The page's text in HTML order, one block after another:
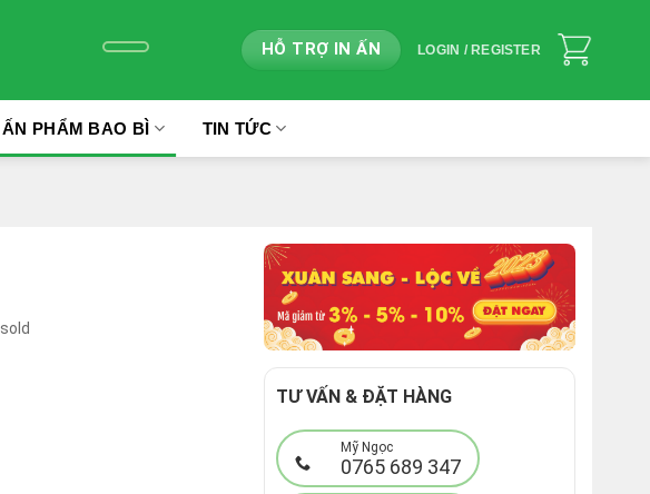
HỖ TRỢ IN ẤN LOGIN / REGISTER
ẤN PHẨM BAO BÌ TIN TỨC
sold
TƯ VẤN & ĐẶT HÀNG
Mỹ Ngọc
0765 689 347